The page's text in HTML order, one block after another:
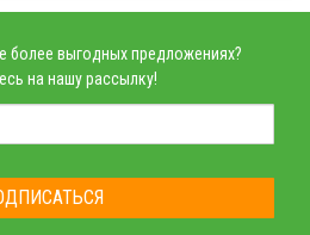
более выгодных предложениях?
на нашу рассылку!